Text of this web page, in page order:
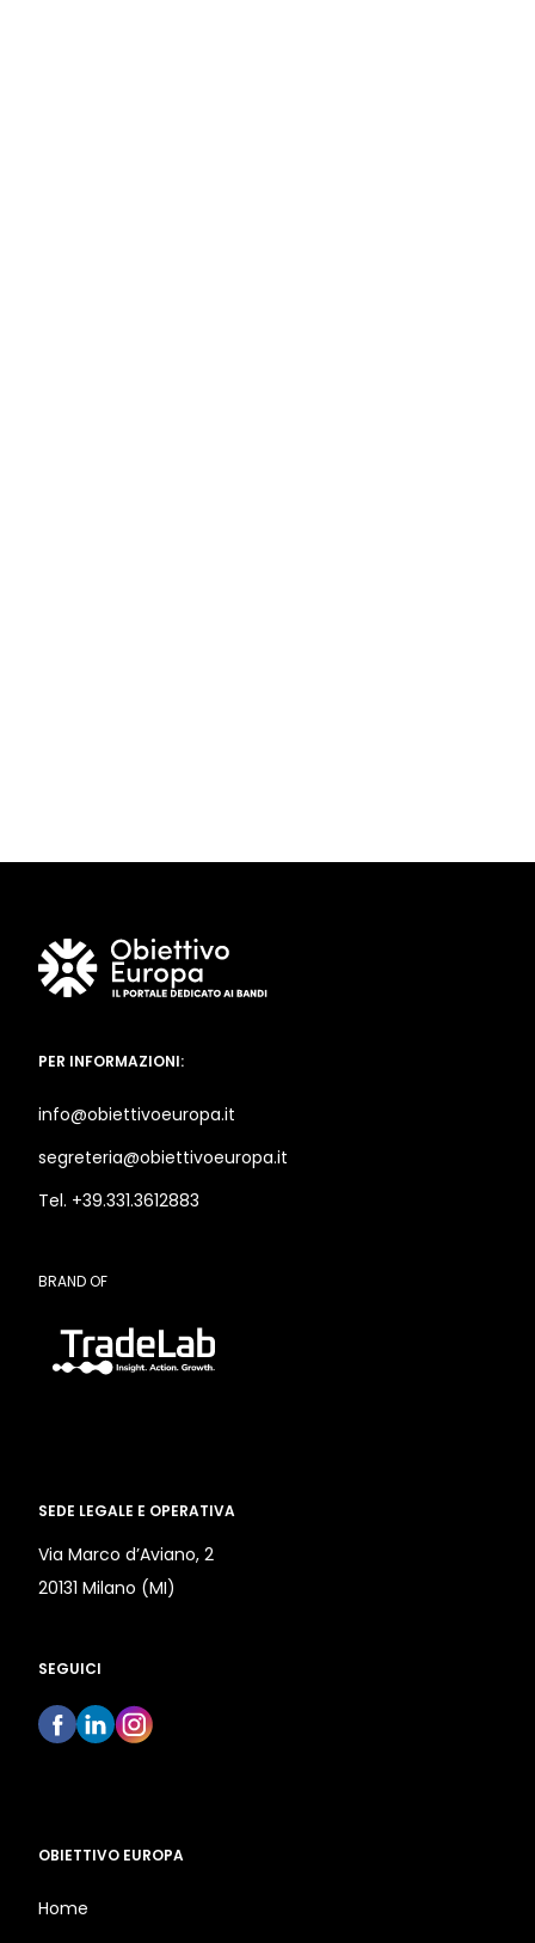
PER INFORMAZIONI:
info@obiettivoeuropa.it
segreteria@obiettivoeuropa.it
Tel. +39.331.3612883
BRAND OF
SEDE LEGALE E OPERATIVA
Via Marco d’Aviano, 2
20131 Milano (MI)
SEGUICI
OBIETTIVO EUROPA
Home